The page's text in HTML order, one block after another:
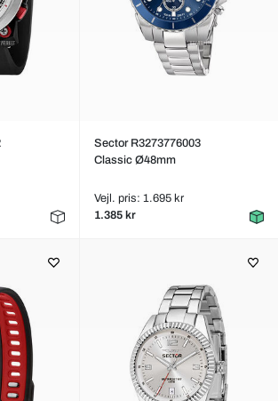
Sector R3273776003
Classic Ø48mm
Vejl. pris: 1.695 kr
1.385 kr